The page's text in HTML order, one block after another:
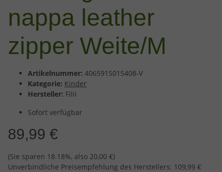
nappa leather
zipper Weite/M
Artikelnummer: 4065915015408-V
Kategorie: Kinder
Hersteller: Filii
Sofort verfügbar
89,99 €
(Sie sparen 18.18%, also 20,00 €)
Unverbindliche Preisempfehlung des Herstellers: 109,99 €